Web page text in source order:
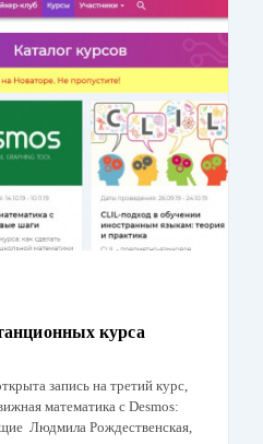
курса
запись на третий курс,
математика с Desmos:
Людмила Рождественская,